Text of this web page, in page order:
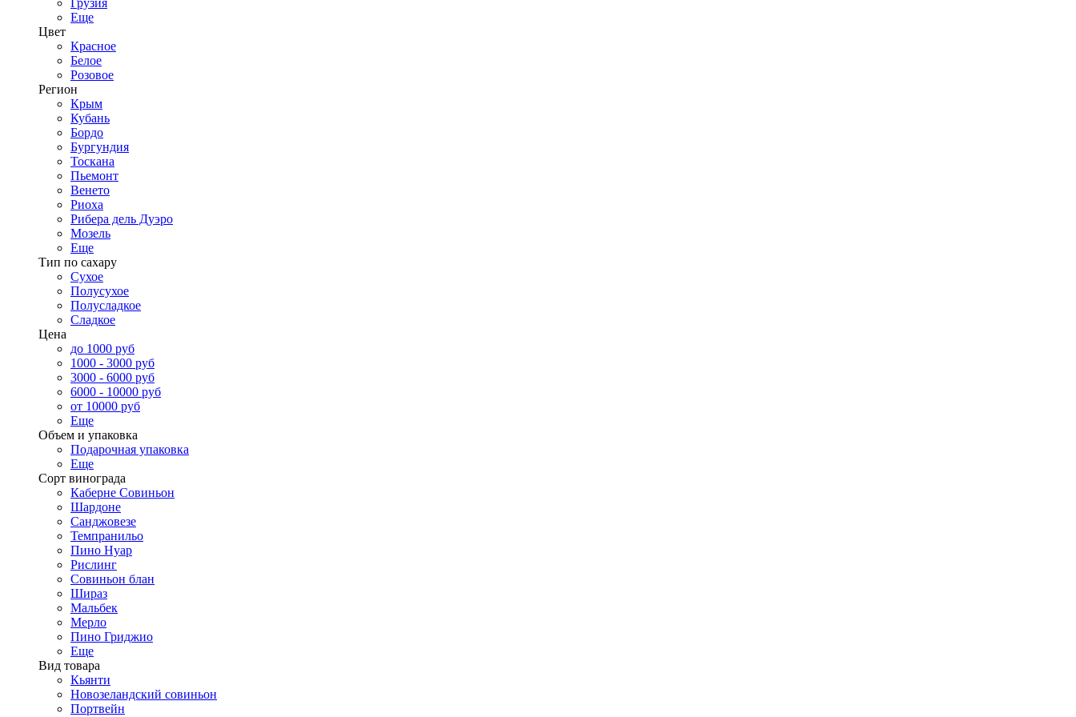
Грузия
Еще
Цвет
Красное
Белое
Розовое
Регион
Крым
Кубань
Бордо
Бургундия
Тоскана
Пьемонт
Венето
Риоха
Рибера дель Дуэро
Мозель
Еще
Тип по сахару
Сухое
Полусухое
Полусладкое
Сладкое
Цена
до 1000 руб
1000 - 3000 руб
3000 - 6000 руб
6000 - 10000 руб
от 10000 руб
Еще
Объем и упаковка
Подарочная упаковка
Еще
Сорт винограда
Каберне Совиньон
Шардоне
Санджовезе
Темпранильо
Пино Нуар
Рислинг
Совиньон блан
Шираз
Мальбек
Мерло
Пино Гриджио
Еще
Вид товара
Кьянти
Новозеландский совиньон
Портвейн